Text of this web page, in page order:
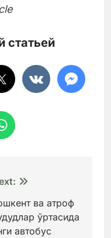
статьей
ва атроф
ўртасида
автобус